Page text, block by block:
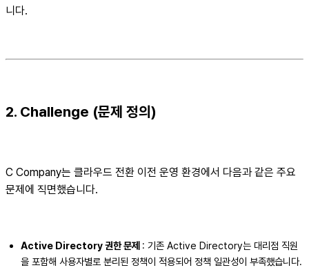
니다.
2. Challenge (문제 정의)
C Company는 클라우드 전환 이전 운영 환경에서 다음과 같은 주요
문제에 직면했습니다.
Active Directory 권한 문제 : 기존 Active Directory는 대리점 직원
을 포함해 사용자별로 분리된 정책이 적용되어 정책 일관성이 부족했습니다.